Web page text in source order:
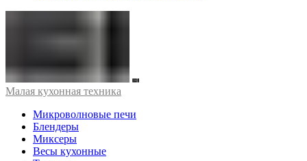
Малая кухонная техника
Микроволновые печи
Блендеры
Миксеры
Весы кухонные